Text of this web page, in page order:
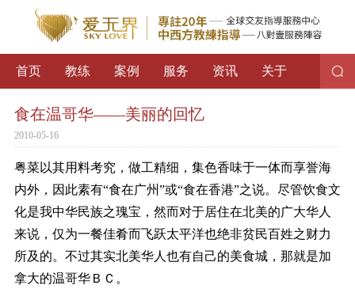
首页 教练 案例 服务 资讯 关于
食在温哥华——美丽的回忆
2010-05-16
粤菜以其用料考究，做工精细，集色香味于一体而享誉海
内外，因此素有“食在广州”或“食在香港”之说。尽管饮食文
化是我中华民族之瑰宝，然而对于居住在北美的广大华人
来说，仅为一餐佳肴而飞跃太平洋也绝非贫民百姓之财力
所及的。不过其实北美华人也有自己的美食城，那就是加
拿大的温哥华ＢＣ。